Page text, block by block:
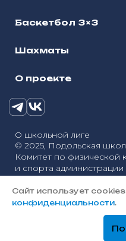
Баскетбол 3×3
Шахматы
О проекте
О школьной лиге
© 2025, Подольская
Комитет по физической
и спорта
Подольск
Политика
Разработка сайтов —
Сайт использует
конфиденциальности.